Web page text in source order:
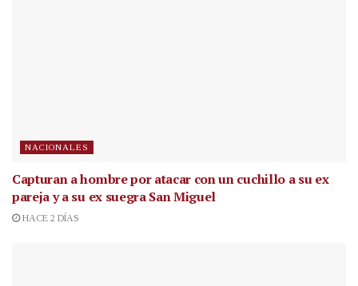
NACIONALES
Capturan a hombre por atacar con un cuchillo a su ex
pareja y a su ex suegra San Miguel
HACE 2 DÍAS